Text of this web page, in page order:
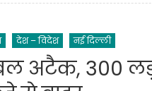
बढ़े
सीएम
कल्याण
देश – विदेश नई दिल्ली
अटैक, 300